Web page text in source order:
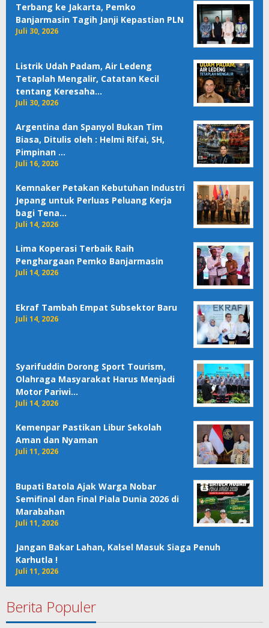
Terbang ke Jakarta, Pemko
Banjarmasin Tagih Janji Kepastian PLN
Juli 30, 2026
Listrik Udah Padam, Air Ledeng
Tetaplah Mengalir, Catatan Kecil
tentang Keresaha…
Juli 30, 2026
Argentina dan Spanyol Bukan Tim
Biasa, Ditulis oleh : Helmi Rifai, SH,
Pimpinan …
Juli 16, 2026
Kemnaker Petakan Kebutuhan Industri
Jepang untuk Perluas Peluang Kerja
bagi Tena…
Juli 14, 2026
Lima Koperasi Terbaik Raih
Penghargaan Pemko Banjarmasin
Juli 14, 2026
Ekraf Tambah Empat Subsektor Baru
Juli 14, 2026
Syarifuddin Dorong Sport Tourism,
Olahraga Masyarakat Harus Menjadi
Motor Pariwi…
Juli 14, 2026
Kemenpar Pastikan Libur Sekolah
Aman dan Nyaman
Juli 11, 2026
Bupati Batola Ajak Warga Nobar
Semifinal dan Final Piala Dunia 2026 di
Marabahan
Juli 11, 2026
Jangan Bakar Lahan, Kalsel Masuk Siaga Penuh
Karhutla !
Juli 11, 2026
Berita Populer